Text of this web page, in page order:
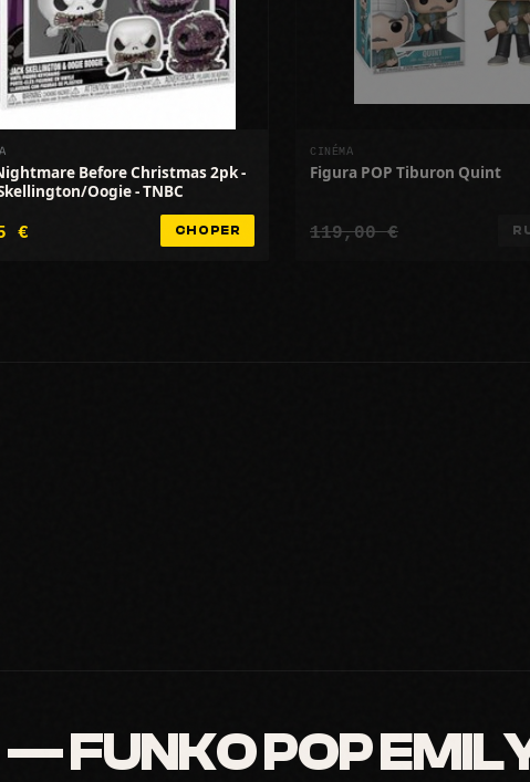
Before Christmas 2pk -
Oogie - TNBC
€ CHOPER
CINÉMA
Figura POP Tiburon Quint
119,00 €
— FUNKO POP